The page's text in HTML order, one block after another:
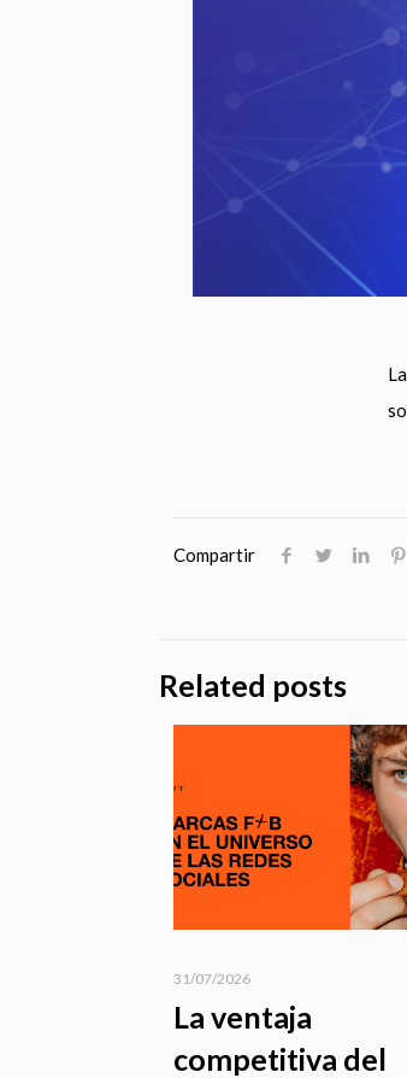
Compartir
Related posts
31/07/2026
La ventaja
competitiva del